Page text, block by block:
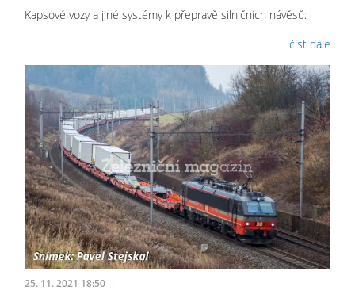
Kapsové vozy a jiné systémy k přepravě silničních návěsů:
číst dále
25. 11. 2021 18:50